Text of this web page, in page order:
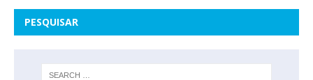
PESQUISAR